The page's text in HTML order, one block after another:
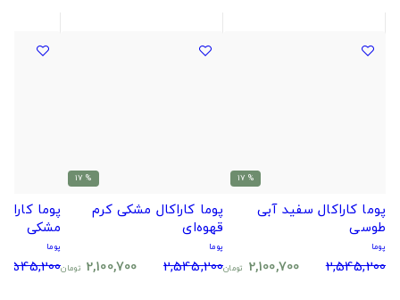
% 17
پوما کاراکال سفید آبی
طوسی
پوما
2,545,200
2,100,700 تومان
% 17
پوما کاراکال مشکی کرم
قهوه‌ای
پوما
2,545,200
2,100,700 تومان
پوما
مشکی
پوما
2,545,200